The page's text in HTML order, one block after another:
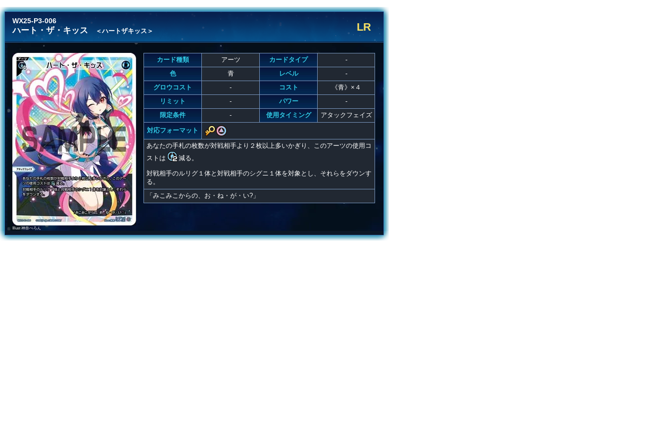
WX25-P3-006
ハート・ザ・キッス ＜ハートザキッス＞ LR
Illust 神奈ぺろん
カード種類 アーツ カードタイプ
-
色
青 レベル
-
グロウコスト
- コスト
《青》×４
リミット
- パワー
-
限定条件
- 使用タイミング アタックフェイズ
対応フォーマット
あなたの手札の枚数が対戦相手より２枚以上多いかぎり、このアーツの使用コ
ストは
減る。
対戦相手のルリグ１体と対戦相手のシグニ１体を対象とし、それらをダウンす
る。
「みこみこからの、お・ね・が・い?」